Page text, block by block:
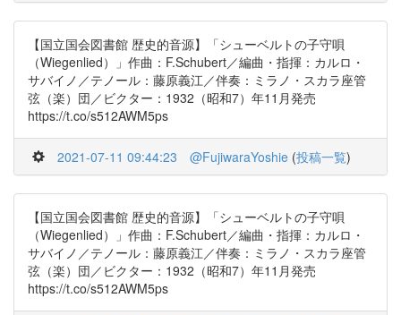
【国立国会図書館 歴史的音源】「シューベルトの子守唄
（Wiegenlied）」作曲：F.Schubert／編曲・指揮：カルロ・
サバイノ／テノール：藤原義江／伴奏：ミラノ・スカラ座管
弦（楽）団／ビクター：1932（昭和7）年11月発売
https://t.co/s512AWM5ps
2021-07-11 09:44:23 @FujiwaraYoshie (投稿一覧)
【国立国会図書館 歴史的音源】「シューベルトの子守唄
（Wiegenlied）」作曲：F.Schubert／編曲・指揮：カルロ・
サバイノ／テノール：藤原義江／伴奏：ミラノ・スカラ座管
弦（楽）団／ビクター：1932（昭和7）年11月発売
https://t.co/s512AWM5ps